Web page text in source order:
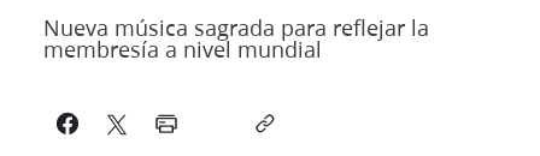
Nueva música sagrada para reflejar la
membresía a nivel mundial